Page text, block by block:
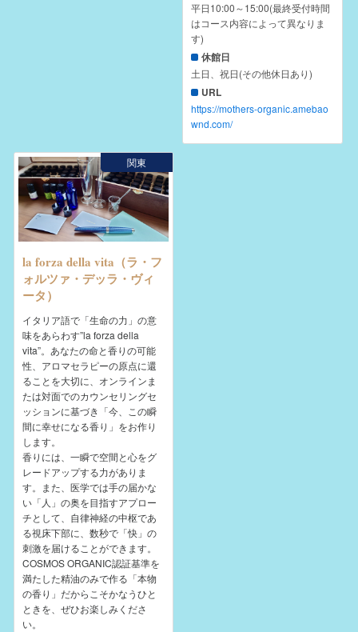
平日10:00～15:00(最終受付時間
はコース内容によって異なりま
す)
休館日
土日、祝日(その他休日あり)
URL
https://mothers-organic.amebao
wnd.com/
関東
la forza della vita（ラ・フ
ォルツァ・デッラ・ヴィ
ータ）
イタリア語で「生命の力」の意
味をあらわす”la forza della
vita”。あなたの命と香りの可能
性、アロマセラピーの原点に還
ることを大切に、オンラインま
たは対面でのカウンセリングセ
ッションに基づき「今、この瞬
間に幸せになる香り」をお作り
します。
香りには、一瞬で空間と心をグ
レードアップする力がありま
す。また、医学では手の届かな
い「人」の奥を目指すアプロー
チとして、自律神経の中枢であ
る視床下部に、数秒で「快」の
刺激を届けることができます。
COSMOS ORGANIC認証基準を
満たした精油のみで作る「本物
の香り」だからこそかなうひと
ときを、ぜひお楽しみくださ
い。